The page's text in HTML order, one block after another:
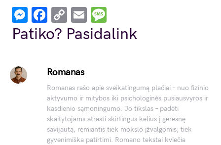
Messenger
Facebook
Copy
Link
Email
Patiko? Pasidalink
Romanas
Romanas rašo apie sveikatingumą plačiai – nuo fizinio
aktyvumo ir mitybos iki psichologinės pusiausvyros ir
kasdienio sąmoningumo. Jo tikslas – padėti
skaitytojams atrasti skirtingus kelius į geresnę
savijautą, remiantis tiek mokslo įžvalgomis, tiek
gyvenimiška patirtimi. Romano tekstai kviečia